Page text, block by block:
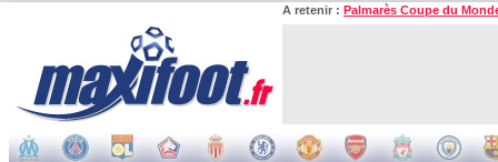
A retenir : Palmarès Coupe du